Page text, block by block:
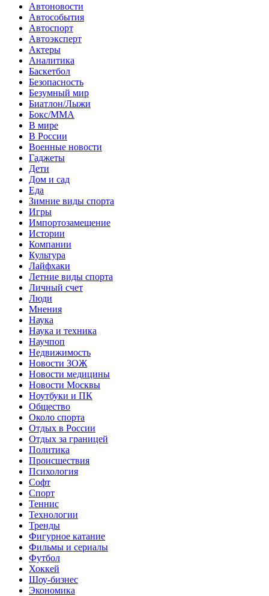
Автоновости
Автособытия
Автоспорт
Автоэксперт
Актеры
Аналитика
Баскетбол
Безопасность
Безумный мир
Биатлон/Лыжи
Бокс/MMA
В мире
В России
Военные новости
Гаджеты
Дети
Дом и сад
Еда
Зимние виды спорта
Игры
Импортозамещение
Истории
Компании
Культура
Лайфхаки
Летние виды спорта
Личный счет
Люди
Мнения
Наука
Наука и техника
Научпоп
Недвижимость
Новости ЗОЖ
Новости медицины
Новости Москвы
Ноутбуки и ПК
Общество
Около спорта
Отдых в России
Отдых за границей
Политика
Происшествия
Психология
Софт
Спорт
Теннис
Технологии
Тренды
Фигурное катание
Фильмы и сериалы
Футбол
Хоккей
Шоу-бизнес
Экономика